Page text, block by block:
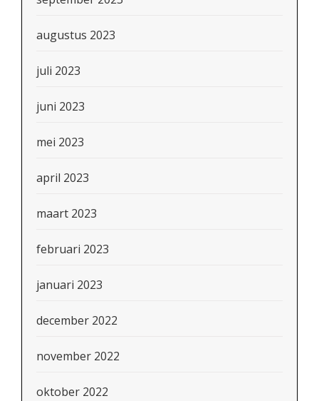
augustus 2023
juli 2023
juni 2023
mei 2023
april 2023
maart 2023
februari 2023
januari 2023
december 2022
november 2022
oktober 2022